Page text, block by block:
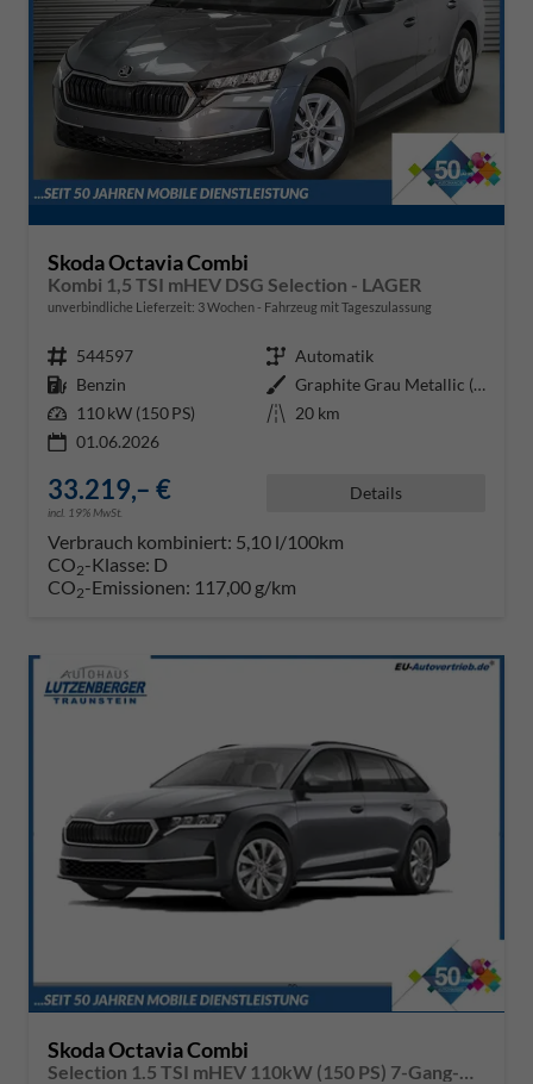
Skoda Octavia Combi
Kombi 1,5 TSI mHEV DSG Selection - LAGER
unverbindliche Lieferzeit: 3 Wochen Fahrzeug mit Tageszulassung
Fahrzeugnr. 544597 Getriebe Automatik
Kraftstoff Benzin Außenfarbe
Graphite Grau Metallic (5X)
Leistung 110 kW (150 PS) Kilometerstand 20 km
01.06.2026
33.219,– €
incl. 19% MwSt.
Details
Verbrauch kombiniert: 5,10 l/100km
CO2-Klasse: D
CO2-Emissionen: 117,00 g/km
Skoda Octavia Combi